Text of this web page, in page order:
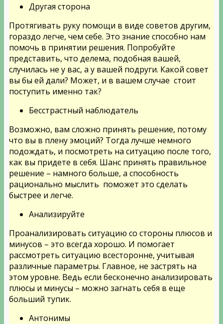
Другая сторона
Протягивать руку помощи в виде советов другим,
гораздо легче, чем себе. Это знание способно нам
помочь в принятии решения. Попробуйте
представить, что делема, подобная вашей,
случилась не у вас, а у вашей подруги. Какой совет
вы бы ей дали? Может, и в вашем случае стоит
поступить именно так?
Бесстрастный наблюдатель
Возможно, вам сложно принять решение, потому
что вы в плену эмоций? Тогда лучше немного
подождать, и посмотреть на ситуацию после того,
как вы придете в себя. Шанс принять правильное
решение – намного больше, а способность
рационально мыслить поможет это сделать
быстрее и легче.
Анализируйте
Проанализировать ситуацию со стороны плюсов и
минусов – это всегда хорошо. И помогает
рассмотреть ситуацию всесторонне, учитывая
различные параметры. Главное, не застрять на
этом уровне. Ведь если бесконечно анализировать
плюсы и минусы – можно загнать себя в еще
больший тупик.
Антонимы